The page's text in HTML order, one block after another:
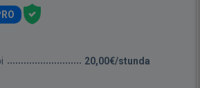
20,00€/stunda